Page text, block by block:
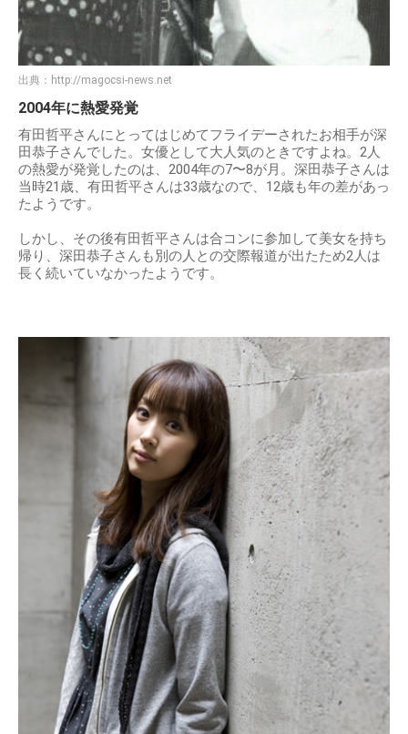
出典： http://magocsi-news.net
2004年に熱愛発覚
有田哲平さんにとってはじめてフライデーされたお相手が深
田恭子さんでした。女優として大人気のときですよね。2人
の熱愛が発覚したのは、2004年の7〜8が月。深田恭子さんは
当時21歳、有田哲平さんは33歳なので、12歳も年の差があっ
たようです。
しかし、その後有田哲平さんは合コンに参加して美女を持ち
帰り、深田恭子さんも別の人との交際報道が出たため2人は
長く続いていなかったようです。